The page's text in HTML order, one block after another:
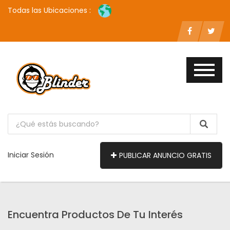
Todas las Ubicaciones :
Iniciar Sesión PUBLICAR ANUNCIO GRATIS
Encuentra Productos De Tu Interés